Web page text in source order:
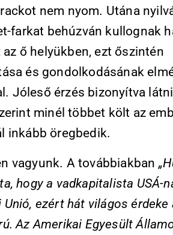
nem nyom. Utána
farkat behúzván kullognak
ő helyükben, ezt őszintén
és gondolkodásának
Jóleső érzés bizonyítva
minél többet költ az
inkább öregbedik.
vagyunk. A továbbiakban
hogy a vadkapitalista USÁ-
ezért hát világos érdeke
Az Amerikai Egyesült